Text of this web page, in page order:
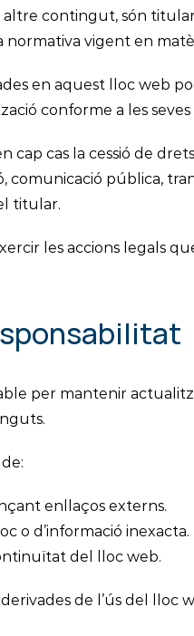
contingut, són
normativa vigent en
en aquest lloc web
conforme a les seves
cap cas la cessió de
comunicació pública,
titular.
les accions legals
per mantenir
enllaços externs.
o d’informació inexacta.
del lloc web.
de l’ús del